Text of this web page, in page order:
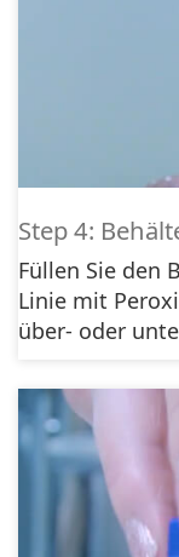
Step 4:
Füllen Sie den
Linie mit
über- oder